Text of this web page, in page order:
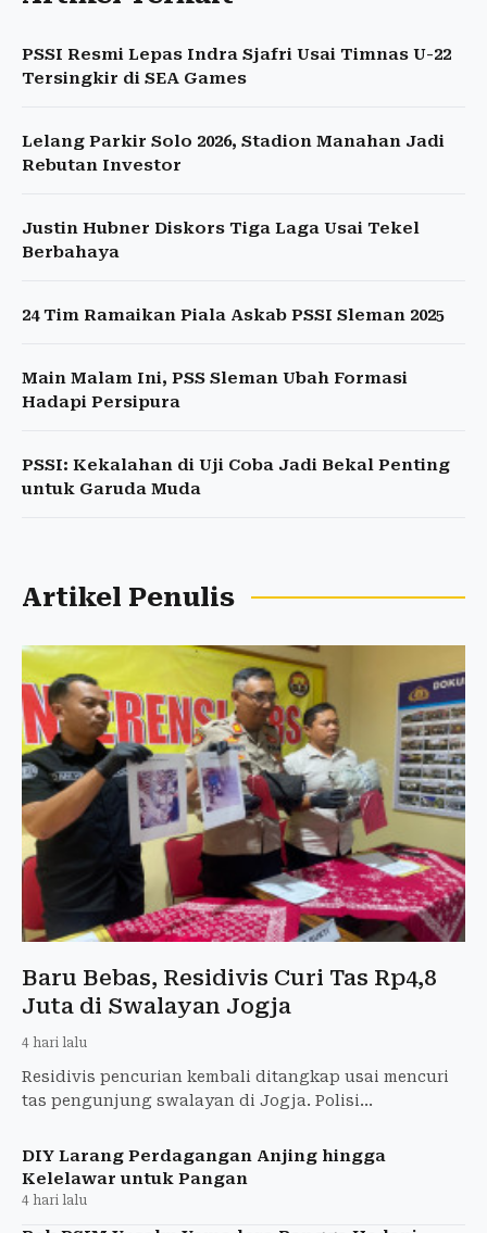
PSSI Resmi Lepas Indra Sjafri Usai Timnas U-22
Tersingkir di SEA Games
Lelang Parkir Solo 2026, Stadion Manahan Jadi
Rebutan Investor
Justin Hubner Diskors Tiga Laga Usai Tekel
Berbahaya
24 Tim Ramaikan Piala Askab PSSI Sleman 2025
Main Malam Ini, PSS Sleman Ubah Formasi
Hadapi Persipura
PSSI: Kekalahan di Uji Coba Jadi Bekal Penting
untuk Garuda Muda
Artikel Penulis
Baru Bebas, Residivis Curi Tas Rp4,8
Juta di Swalayan Jogja
4 hari lalu
Residivis pencurian kembali ditangkap usai mencuri
tas pengunjung swalayan di Jogja. Polisi
DIY Larang Perdagangan Anjing hingga
Kelelawar untuk Pangan
4 hari lalu